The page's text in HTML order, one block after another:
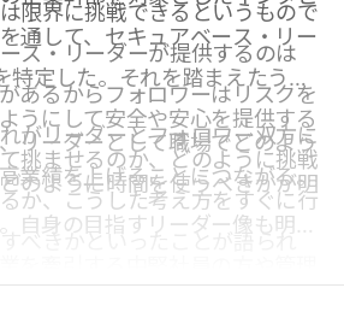
限界に挑戦できるというもので
ス・リーダーが提供するのは
あるからフォロワーはリスクを
がリーダーとフォロワー双方に
業績を上げることにつながる。
通して、セキュアベース・リー
特定した。それを踏まえたうえ
うにして安全や安心を提供する
挑ませるのか、どのように挑戦
か、こうした考え方をすぐに行
を伸ばすための具体的な方法が
ポイントだ。
リーダーとして職場でどのよう
のように時間を使うべきかが明
自身の目指すリーダー像も明確